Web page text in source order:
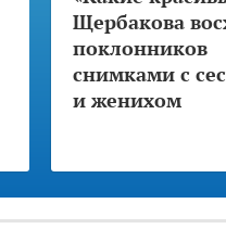
Щербакова
поклонников
снимками с
и женихом